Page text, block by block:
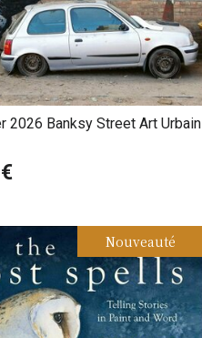
2026 Banksy Street Art Urbain
Nouveauté